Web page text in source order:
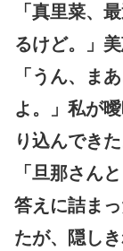
「真里菜、
るけど。」
「うん、ま
よ。」私が
り込んできた
「旦那さん
答えに詰ま
たが、隠し